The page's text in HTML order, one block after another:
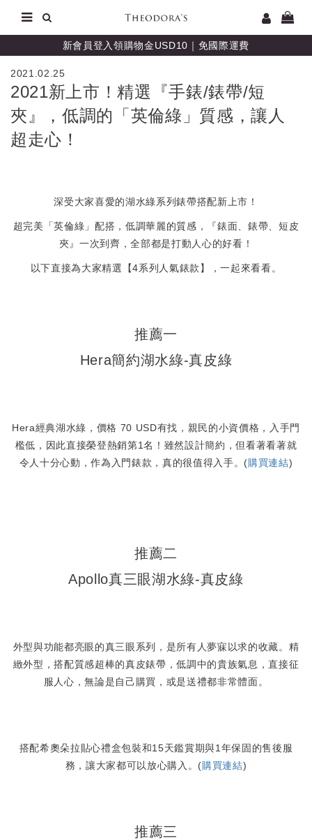
新會員登入領購物金USD10｜免國際運費
2021.02.25
2021新上市！精選『手錶/錶帶/短
夾』，低調的「英倫綠」質感，讓人
超走心！
深受大家喜愛的湖水綠系列錶帶搭配新上市！
超完美「英倫綠」配搭，低調華麗的質感，『錶面、錶帶、短皮
夾』一次到齊，全部都是打動人心的好看！
以下直接為大家精選【4系列人氣錶款】，一起來看看。
推薦一
Hera簡約湖水綠-真皮綠
Hera經典湖水綠，價格 70 USD有找，親民的小資價格，入手門
檻低，因此直接榮登熱銷第1名！雖然設計簡約，但看著看著就
令人十分心動，作為入門錶款，真的很值得入手。(購買連結)
推薦二
Apollo真三眼湖水綠-真皮綠
外型與功能都亮眼的真三眼系列，是所有人夢寐以求的收藏。精
緻外型，搭配質感超棒的真皮錶帶，低調中的貴族氣息，直接征
服人心，無論是自己購買，或是送禮都非常體面。
搭配希奧朵拉貼心禮盒包裝和15天鑑賞期與1年保固的售後服
務，讓大家都可以放心購入。(購買連結)
推薦三